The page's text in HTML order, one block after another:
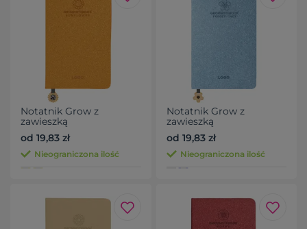
Notatnik Grow z
zawieszką
od 19,83 zł
Nieograniczona ilość
Notatnik Grow z
zawieszką
od 19,83 zł
Nieograniczona ilość